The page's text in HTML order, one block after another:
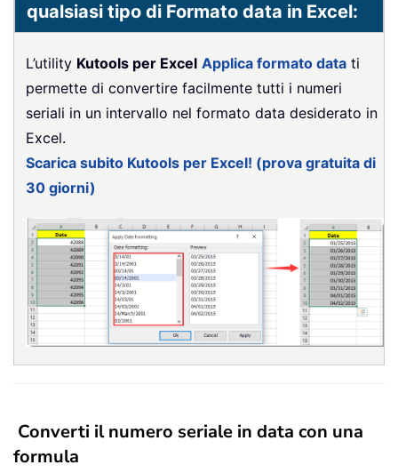
qualsiasi tipo di Formato data in Excel:
L’utility Kutools per Excel Applica formato data ti
permette di convertire facilmente tutti i numeri
seriali in un intervallo nel formato data desiderato in
Excel.
Scarica subito Kutools per Excel! (prova gratuita di
30 giorni)
Converti il numero seriale in data con una
formula